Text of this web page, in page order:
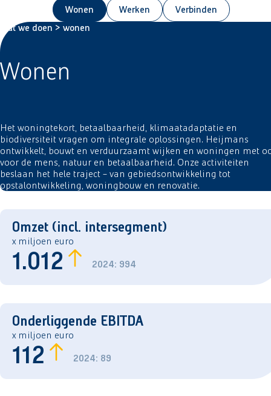
Wonen Werken
Verbinden
Wat we doen > wonen
Wonen
Het woningtekort, betaalbaarheid, klimaatadaptatie en
biodiversiteit vragen om integrale oplossingen. Heijmans
ontwikkelt, bouwt en verduurzaamt wijken en woningen met
voor de mens, natuur en betaalbaarheid. Onze activiteiten
beslaan het hele traject – van gebiedsontwikkeling tot
opstalontwikkeling, woningbouw en renovatie.
Omzet (incl. intersegment)
x miljoen euro
1.012 2024: 994
Onderliggende EBITDA
x miljoen euro
112 2024: 89